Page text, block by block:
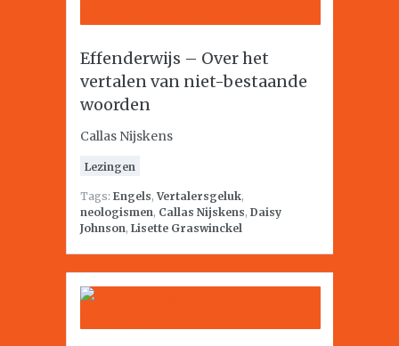
Effenderwijs – Over het
vertalen van niet-bestaande
woorden
Callas Nijskens
Lezingen
Tags: Engels,Vertalersgeluk,
neologismen, Callas Nijskens, Daisy
Johnson, Lisette Graswinckel